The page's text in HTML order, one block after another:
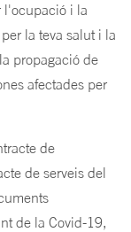
l'ocupació i la
la teva salut i la
propagació de
afectades per
de
de serveis del
de la Covid-19,